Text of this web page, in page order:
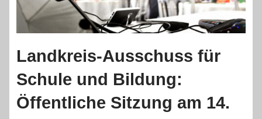
Landkreis-Ausschuss für
Schule und Bildung:
Öffentliche Sitzung am 14.